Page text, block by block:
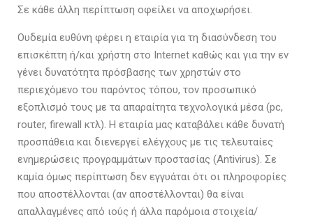
Σε κάθε άλλη περίπτωση οφείλει να αποχωρήσει.
Ουδεμία ευθύνη φέρει η εταιρία για τη διασύνδεση του
επισκέπτη ή/και χρήστη στο Internet καθώς και για την εν
γένει δυνατότητα πρόσβασης των χρηστών στο
περιεχόμενο του παρόντος τόπου, τον προσωπικό
εξοπλισμό τους με τα απαραίτητα τεχνολογικά μέσα (pc,
router, firewall κτλ). Η εταιρία μας καταβάλει κάθε δυνατή
προσπάθεια και διενεργεί ελέγχους με τις τελευταίες
ενημερώσεις προγραμμάτων προστασίας (Antivirus). Σε
καμία όμως περίπτωση δεν εγγυάται ότι οι πληροφορίες
που αποστέλλονται (αν αποστέλλονται) θα είναι
απαλλαγμένες από ιούς ή άλλα παρόμοια στοιχεία/